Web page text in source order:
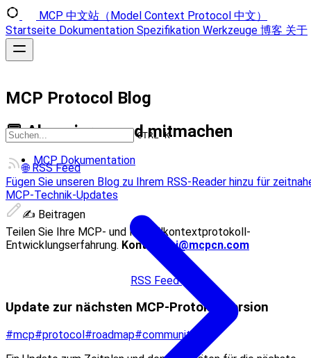
MCP 中文站（Model Context Protocol 中文）
Startseite Dokumentation Spezifikation Werkzeuge 博客 关于
CTRL K
MCP Dokumentation
MCP Protocol Blog
💬 Abonnieren und mitmachen
🌐 RSS Feed
Fügen Sie unseren Blog zu Ihrem RSS-Reader hinzu für
MCP-Technik-Updates
✍️ Beitragen
Teilen Sie Ihre MCP- und Modellkontextprotokoll-
Entwicklungserfahrung. Kontakt: ai@mcpcn.com
RSS Feed
Update zur nächsten MCP-Protokollversion
#mcp#protocol #roadmap#community